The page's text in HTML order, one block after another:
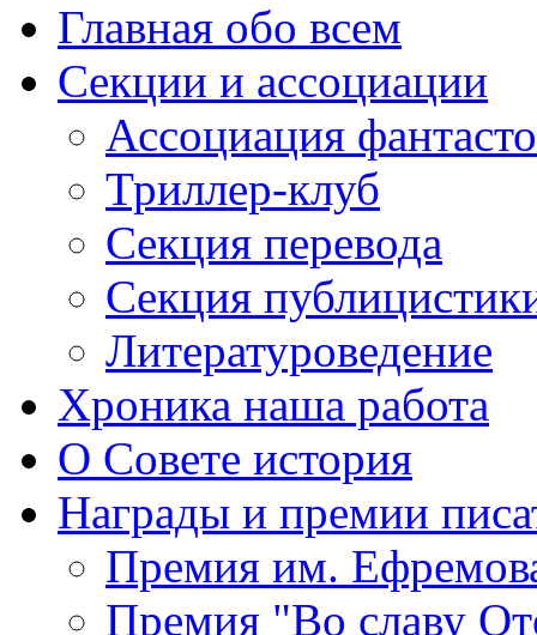
Главная обо всем
Секции и ассоциации
Ассоциация
Триллер-клуб
Секция перевода
Секция
Литературоведение
Хроника наша работа
О Совете история
Награды и премии
Премия им.
Премия "Во славу